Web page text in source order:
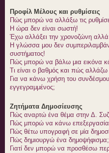
Προφίλ Μέλους και ρυθμίσεις
Πώς μπορώ να αλλάξω τις
Η ώρα δεν είναι σωστή!
Έχω αλλάξει την χρονοζώνη
Η γλώσσα μου δεν
συστήματος!
Πώς μπορώ να βάλω μια εικόνα
Τι είναι ο βαθμός και πώς
Για να κάνω χρήση του
εγγεγραμμένος;
Ζητήματα Δημοσίευσης
Πώς αναρτώ ένα θέμα στην Δ.
Πώς μπορώ να κάνω
Πώς θέτω υπογραφή σε μία
Πώς δημιουργώ ένα δημοψήφισμα;
Γιατί δεν μπορώ να προσθέσω